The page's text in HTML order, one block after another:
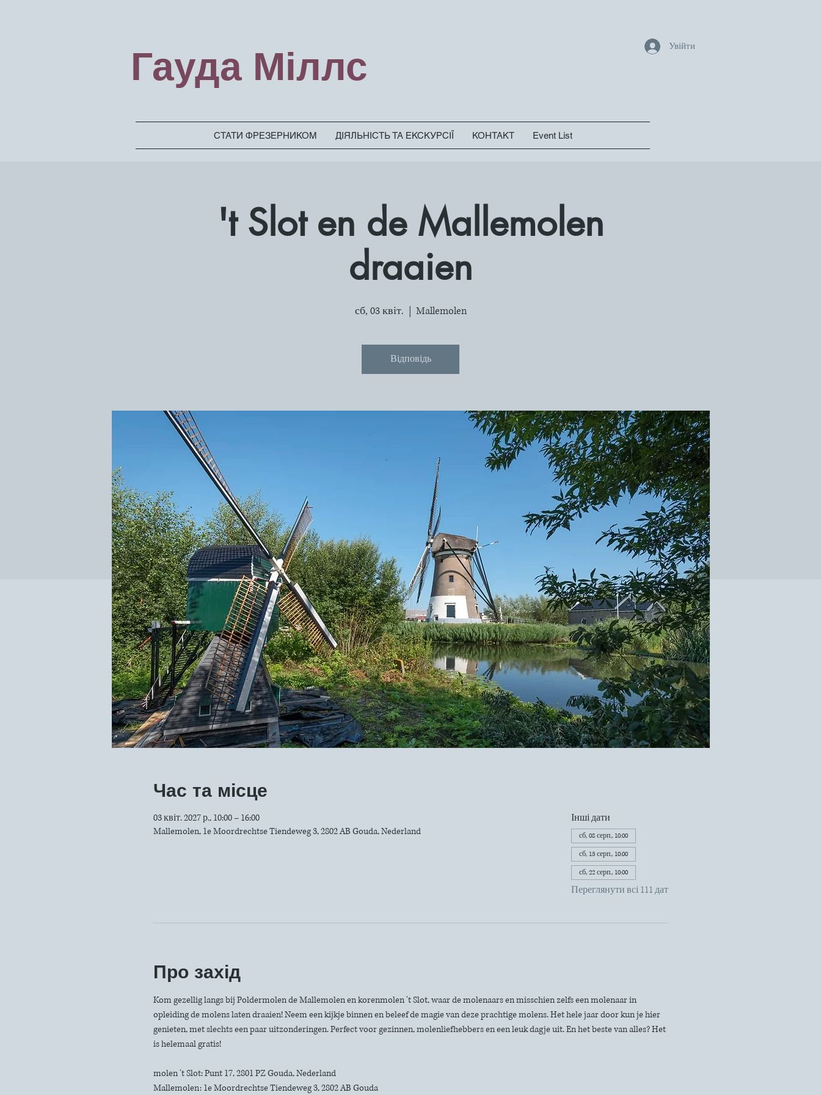
Гауда Міллс Увійти
СТАТИ ФРЕЗЕРНИКОМ ДІЯЛЬНІСТЬ ТА ЕКСКУРСІЇ КОНТАКТ Event List
't Slot en de Mallemolen
draaien
сб, 03 квіт. Mallemolen
Відповідь
Час та місце
03 квіт. 2027 р., 10:00 – 16:00
Mallemolen, 1e Moordrechtse Tiendeweg 3, 2802 AB Gouda, Nederland
Інші дати
сб, 08 серп., 10:00
сб, 15 серп., 10:00
сб, 22 серп., 10:00
Переглянути всі 111 дат
Про захід
Kom gezellig langs bij Poldermolen de Mallemolen en korenmolen 't Slot, waar de molenaars en misschien zelfs een molenaar in
opleiding de molens laten draaien! Neem een kijkje binnen en beleef de magie van deze prachtige molens. Het hele jaar door kun je hier
genieten, met slechts een paar uitzonderingen. Perfect voor gezinnen, molenliefhebbers en een leuk dagje uit. En het beste van alles? Het
is helemaal gratis!
molen 't Slot: Punt 17, 2801 PZ Gouda, Nederland
Mallemolen: 1e Moordrechtse Tiendeweg 3, 2802 AB Gouda